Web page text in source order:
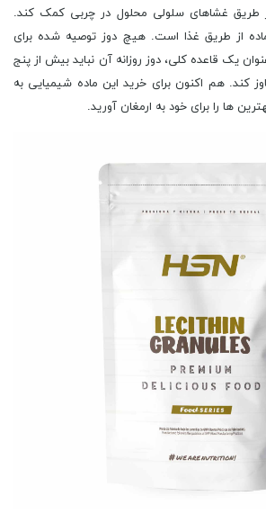
طریق غشاهای سلولی محلول در چربی کمک کند.
از طریق غذا است. هیچ دوز توصیه شده برای
یک قاعده کلی، دوز روزانه آن نباید بیش از پنج
کند. هم اکنون برای خرید این ماده شیمیایی به
ها را برای خود به ارمغان آورید.